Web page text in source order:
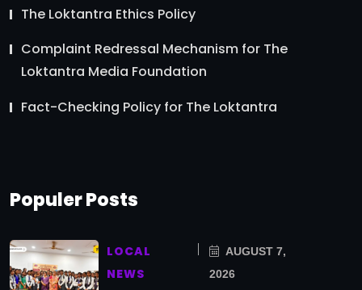
The Loktantra Ethics Policy
Complaint Redressal Mechanism for The
Loktantra Media Foundation
Fact-Checking Policy for The Loktantra
Populer Posts
LOCAL
NEWS
AUGUST 7,
2026